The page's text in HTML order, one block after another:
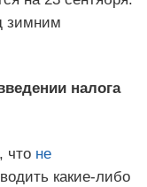
зимним
налога
что не
какие-либо